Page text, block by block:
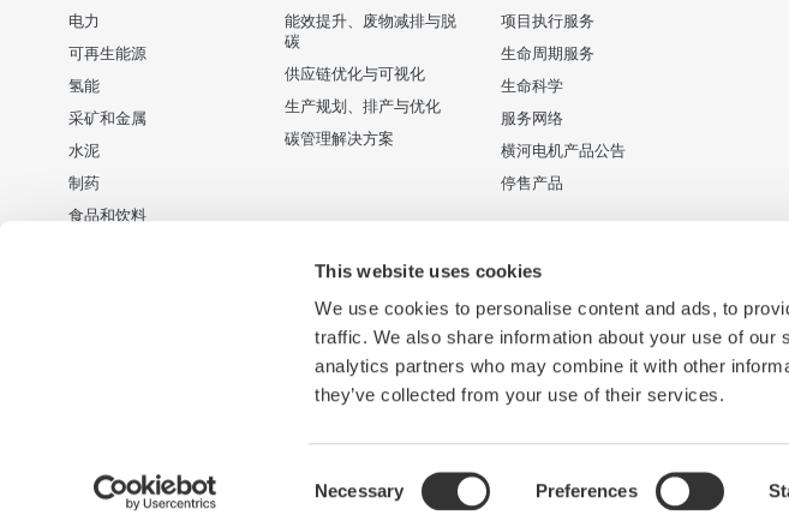
This website uses cookies
We use cookies to personalise content and ads, to
traffic. We also share information about your use of our
analytics partners who may combine it with other
they’ve collected from your use of their services.
Selection
Necessary Preferences
电力
可再生能源
氢能
采矿和金属
水泥
制药
食品和饮料
能效提升、废物减排与脱
碳
供应链优化与可视化
生产规划、排产与优化
碳管理解决方案
项目执行服务
生命周期服务
生命科学
服务网络
横河电机产品公告
停售产品
使用条款 隐私保护 Cookies and Web Beacons 社会媒体规则 网站地图